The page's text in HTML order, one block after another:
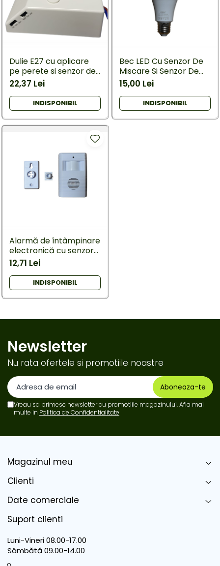
Dulie E27 cu aplicare
pe perete si senzor de
lumina si miscare
22,37 Lei
INDISPONIBIL
Bec LED Cu Senzor De
Miscare Si Senzor De
Lumina E27 6500K
Lumina Alb Rece Putere
12W
15,00 Lei
INDISPONIBIL
Alarmă de întâmpinare
electronică cu senzor
de lumină și mișcare,
pe baterii, 10,5 × 6,5 cm
12,71 Lei
INDISPONIBIL
Newsletter
Nu rata ofertele si promotiile noastre
Vreau sa primesc newsletter cu promotiile magazinului. Afla mai
multe in Politica de Confidentialitate
Magazinul meu
Clienti
Date comerciale
Suport clienti
Luni-Vineri 08.00-17.00
Sâmbătă 09.00-14.00